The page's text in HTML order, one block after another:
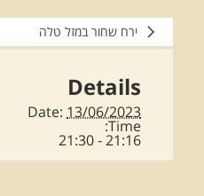
ירח שחור במזל טלה
Details
Date: 13/06/2023
Time:
21:16 - 21:30